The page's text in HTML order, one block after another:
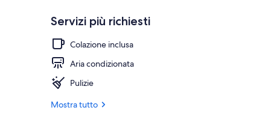
Servizi più richiesti
Colazione inclusa
Aria condizionata
Pulizie
Mostra tutto